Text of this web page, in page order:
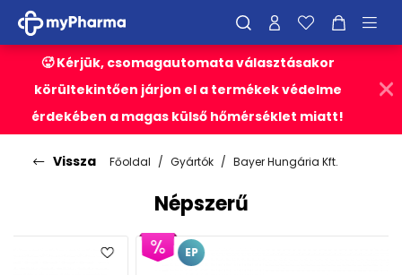
🥵 Kérjük, csomagautomata választásakor
körültekintően járjon el a termékek védelme
érdekében a magas külső hőmérséklet miatt!
Vissza Főoldal Gyártók Bayer Hungária Kft.
Népszerű
EP